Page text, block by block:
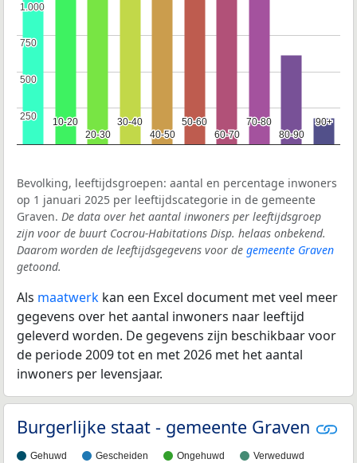
10-20
10-20
20-30
20-30
30-40
30-40
40-50
40-50
50-60
50-60
60-70
60-70
70-80
70-80
80-90
80-90
90+
90+
250
250
500
500
750
750
1.000
1.000
Bevolking, leeftijdsgroepen: aantal en percentage inwoners
op 1 januari 2025 per leeftijdscategorie in de gemeente
Graven. De data over het aantal inwoners per leeftijdsgroep
zijn voor de buurt Cocrou-Habitations Disp. helaas onbekend.
Daarom worden de leeftijdsgegevens voor de gemeente Graven
getoond.
Als maatwerk kan een Excel document met veel meer
gegevens over het aantal inwoners naar leeftijd
geleverd worden. De gegevens zijn beschikbaar voor
de periode 2009 tot en met 2026 met het aantal
inwoners per levensjaar.
Burgerlijke staat - gemeente Graven
Gehuwd Gescheiden Ongehuwd Verweduwd